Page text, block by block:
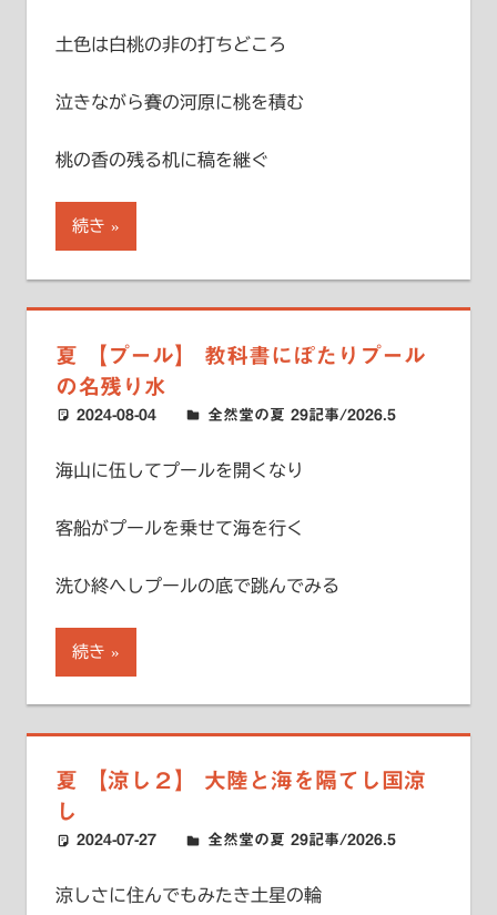
土色は白桃の非の打ちどころ
泣きながら賽の河原に桃を積む
桃の香の残る机に稿を継ぐ
続き
夏 【プール】 教科書にぽたりプール
の名残り水
2024-08-04 ハードエッジ
全然堂の夏 29記事/2026.5
海山に伍してプールを開くなり
客船がプールを乗せて海を行く
洗ひ終へしプールの底で跳んでみる
続き
夏 【涼し２】 大陸と海を隔てし国涼
し
2024-07-27 ハードエッジ
全然堂の夏 29記事/2026.5
涼しさに住んでもみたき土星の輪